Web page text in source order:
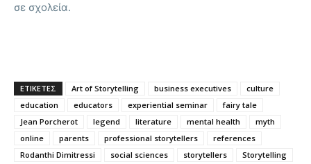
σε σχολεία.
ΕΤΙΚΕΤΕΣ Art of Storytelling business executives
culture
education
educators experiential seminar
fairy tale
Jean Porcherot
legend literature mental health
myth
online
parents professional storytellers
references
Rodanthi Dimitressi
social sciences storytellers
Storytelling